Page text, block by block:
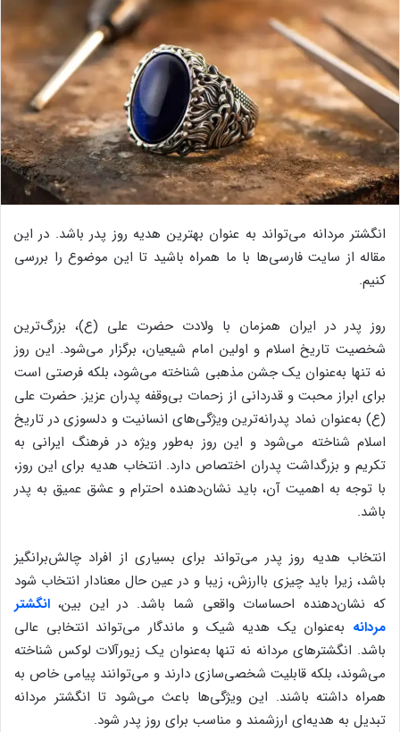
انگشتر مردانه می‌تواند به عنوان بهترین هدیه روز پدر باشد. در این
مقاله از سایت فارسی‌ها با ما همراه باشید تا این موضوع را بررسی
کنیم.
روز پدر در ایران همزمان با ولادت حضرت علی (ع)، بزرگ‌ترین
شخصیت تاریخ اسلام و اولین امام شیعیان، برگزار می‌شود. این روز
نه تنها به‌عنوان یک جشن مذهبی شناخته می‌شود، بلکه فرصتی است
برای ابراز محبت و قدردانی از زحمات بی‌وقفه پدران عزیز. حضرت علی
(ع) به‌عنوان نماد پدرانه‌ترین ویژگی‌های انسانیت و دلسوزی در تاریخ
اسلام شناخته می‌شود و این روز به‌طور ویژه در فرهنگ ایرانی به
تکریم و بزرگداشت پدران اختصاص دارد. انتخاب هدیه برای این روز،
با توجه به اهمیت آن، باید نشان‌دهنده احترام و عشق عمیق به پدر
باشد.
انتخاب هدیه روز پدر می‌تواند برای بسیاری از افراد چالش‌برانگیز
باشد، زیرا باید چیزی باارزش، زیبا و در عین حال معنادار انتخاب شود
که نشان‌دهنده احساسات واقعی شما باشد. در این بین، انگشتر
مردانه به‌عنوان یک هدیه شیک و ماندگار می‌تواند انتخابی عالی
باشد. انگشترهای مردانه نه تنها به‌عنوان یک زیورآلات لوکس شناخته
می‌شوند، بلکه قابلیت شخصی‌سازی دارند و می‌توانند پیامی خاص به
همراه داشته باشند. این ویژگی‌ها باعث می‌شود تا انگشتر مردانه
تبدیل به هدیه‌ای ارزشمند و مناسب برای روز پدر شود.